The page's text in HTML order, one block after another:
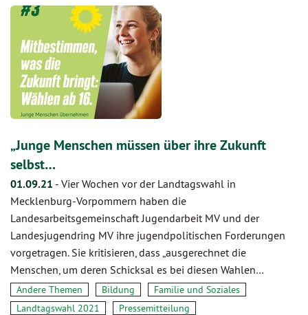
„Junge Menschen müssen über ihre Zukunft
selbst…
01.09.21 - Vier Wochen vor der Landtagswahl in
Mecklenburg-Vorpommern haben die
Landesarbeitsgemeinschaft Jugendarbeit MV und der
Landesjugendring MV ihre jugendpolitischen Forderungen
vorgetragen. Sie kritisieren, dass „ausgerechnet die
Menschen, um deren Schicksal es bei diesen Wahlen…
Andere Themen Bildung
Familie und Soziales
Landtagswahl 2021
Pressemitteilung